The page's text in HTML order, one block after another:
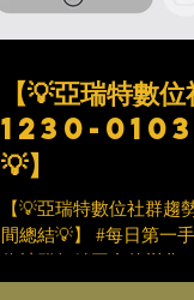
【💡亞瑞特數位
1230-0103
💡】
【💡亞瑞特數位社群趨
間總結💡】 #每日第一
位社群行銷平台的變化
性瀏覽內容實施螢幕截